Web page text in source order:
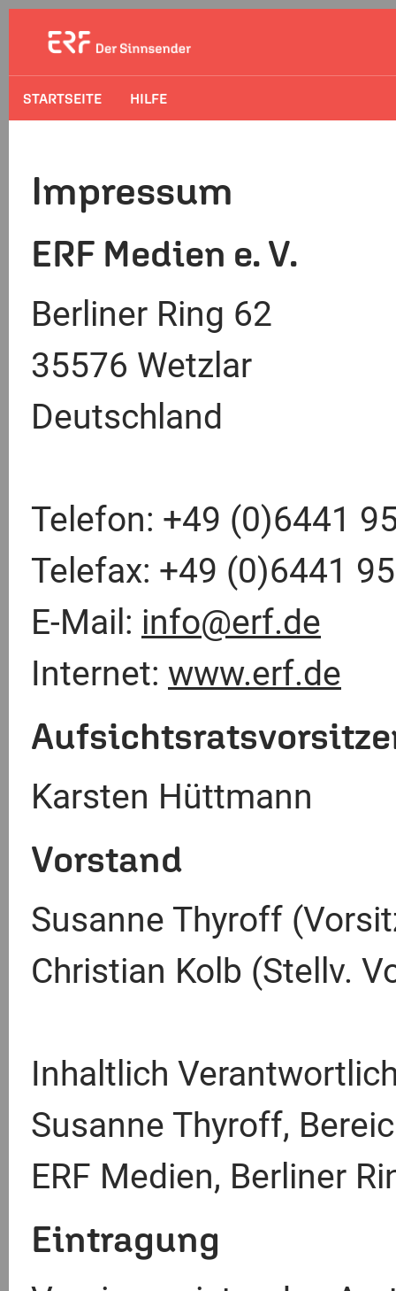
STARTSEITE HILFE
Impressum
ERF Medien e. V.
Berliner Ring 62
35576 Wetzlar
Deutschland
Telefon: +49 (0)6441
Telefax: +49 (0)6441
E-Mail: info@erf.de
Internet: www.erf.de
Karsten Hüttmann
Vorstand
Susanne Thyroff
Christian Kolb (Stellv.
Inhaltlich
Susanne Thyroff,
ERF Medien, Berliner
Eintragung